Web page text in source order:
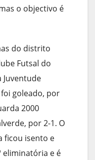
o objectivo é
do distrito
Futsal do
Juventude
goleado, por
2000
por 2-1. O
ficou isento e
eliminatória e é